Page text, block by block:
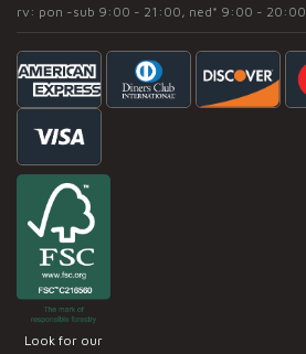
rv: pon -sub 9:00 - 21:00, ned* 9:00 - 20:00
Look for our